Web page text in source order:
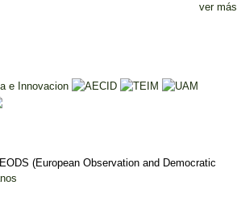
ver más
(European Observation and Democratic